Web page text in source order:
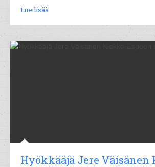
Lue lisää
Hyökkääjä Jere Väisänen